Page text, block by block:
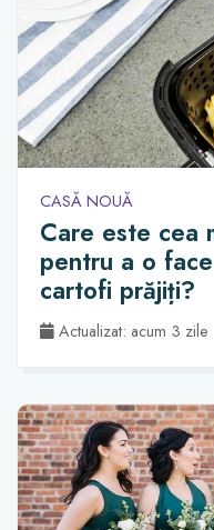
CASĂ NOUĂ
Care este cea
pentru a o
cartofi prăjiți?
Actualizat: acum 3 zile